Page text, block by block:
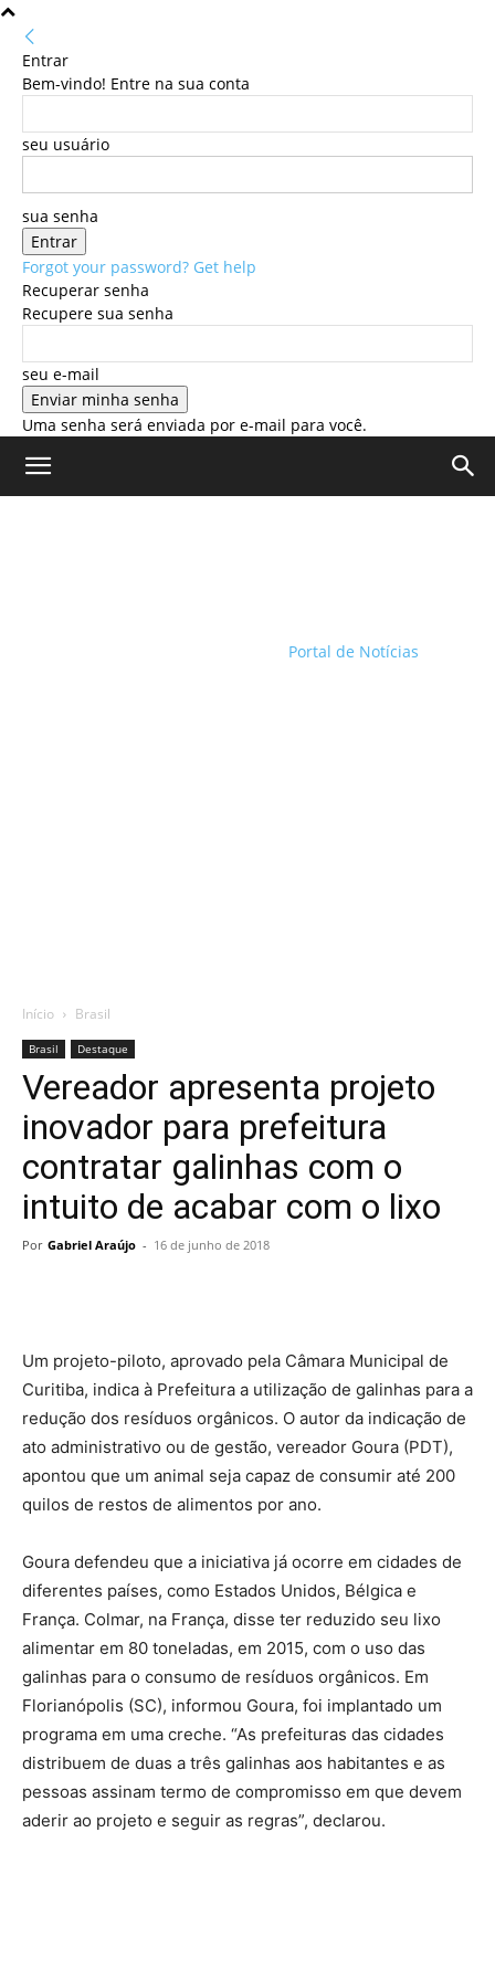
Entrar
Bem-vindo! Entre na sua conta
seu usuário
sua senha
Forgot your password? Get help
Recuperar senha
Recupere sua senha
seu e-mail
Uma senha será enviada por e-mail para você.
Portal de Notícias
Início Brasil
Brasil Destaque
Vereador apresenta projeto
inovador para prefeitura
contratar galinhas com o
intuito de acabar com o lixo
Por Gabriel Araújo - 16 de junho de 2018
Um projeto-piloto, aprovado pela Câmara Municipal de
Curitiba, indica à Prefeitura a utilização de galinhas para a
redução dos resíduos orgânicos. O autor da indicação de
ato administrativo ou de gestão, vereador Goura (PDT),
apontou que um animal seja capaz de consumir até 200
quilos de restos de alimentos por ano.
Goura defendeu que a iniciativa já ocorre em cidades de
diferentes países, como Estados Unidos, Bélgica e
França. Colmar, na França, disse ter reduzido seu lixo
alimentar em 80 toneladas, em 2015, com o uso das
galinhas para o consumo de resíduos orgânicos. Em
Florianópolis (SC), informou Goura, foi implantado um
programa em uma creche. “As prefeituras das cidades
distribuem de duas a três galinhas aos habitantes e as
pessoas assinam termo de compromisso em que devem
aderir ao projeto e seguir as regras”, declarou.